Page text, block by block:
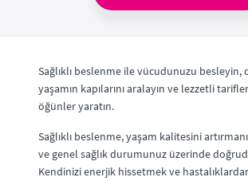
Sağlıklı beslenme ile vücudunuzu besleyin,
yaşamın kapılarını aralayın ve lezzetli
öğünler yaratın.
Sağlıklı beslenme, yaşam kalitesini
ve genel sağlık durumunuz üzerinde
Kendinizi enerjik hissetmek ve